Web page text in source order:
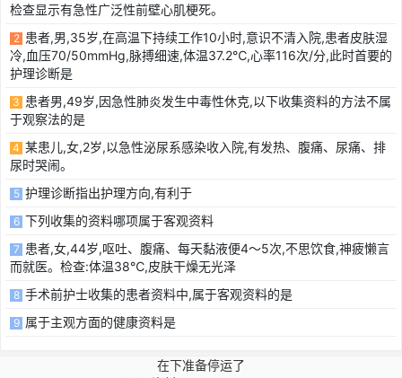
检查显示有急性广泛性前壁心肌梗死。
2 患者,男,35岁,在高温下持续工作10小时,意识不清入院,患者皮肤湿
冷,血压70/50mmHg,脉搏细速,体温37.2℃,心率116次/分,此时首要的
护理诊断是
3 患者男,49岁,因急性肺炎发生中毒性休克,以下收集资料的方法不属
于观察法的是
4 某患儿,女,2岁,以急性泌尿系感染收入院,有发热、腹痛、尿痛、排
尿时哭闹。
5 护理诊断指出护理方向,有利于
6 下列收集的资料哪项属于客观资料
7 患者,女,44岁,呕吐、腹痛、每天黏液便4～5次,不思饮食,神疲懒言
而就医。检查:体温38℃,皮肤干燥无光泽
8 手术前护士收集的患者资料中,属于客观资料的是
9 属于主观方面的健康资料是
在下准备停运了